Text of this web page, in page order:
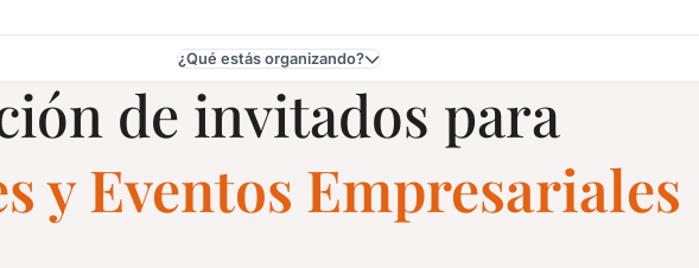
en Rocha
¿Qué estás organizando?
de invitados para
y Eventos Empresariales